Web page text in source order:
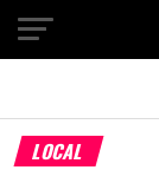
LOCAL